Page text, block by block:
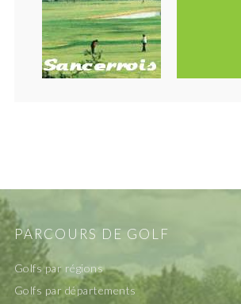
PARCOURS DE GOLF
Golfs par régions
Golfs par départements